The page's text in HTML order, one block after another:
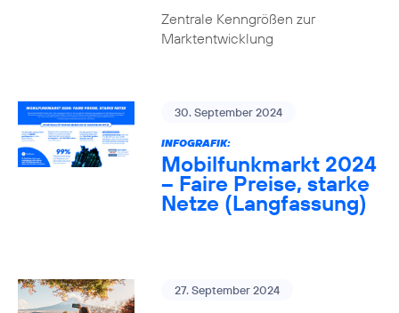
Zentrale Kenngrößen zur
Marktentwicklung
30. September 2024
INFOGRAFIK:
Mobilfunkmarkt 2024
– Faire Preise, starke
Netze (Langfassung)
27. September 2024